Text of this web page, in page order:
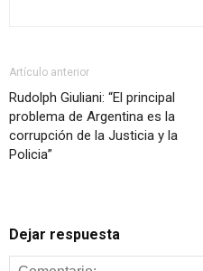
Artículo anterior
Rudolph Giuliani: “El principal
problema de Argentina es la
corrupción de la Justicia y la
Policia”
Dejar respuesta